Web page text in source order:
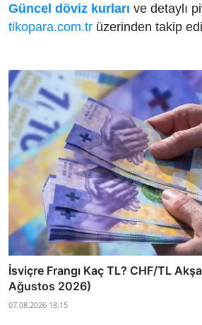
Güncel döviz kurları ve detaylı
tikopara.com.tr üzerinden takip
İsviçre Frangı Kaç TL? CHF/TL
Ağustos 2026)
07.08.2026 18:15